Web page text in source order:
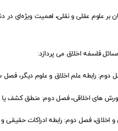
علوم عقلی و نقلی، اهمیت ویژه‌ای در
فلسفه اخلاق می پردازد:
رابطه علم اخلاق و علوم دیگر، فصل
های اخلاقی، فصل دوم: منطق کشف یا
اخلاق، فصل دوم: رابطه ادراکات